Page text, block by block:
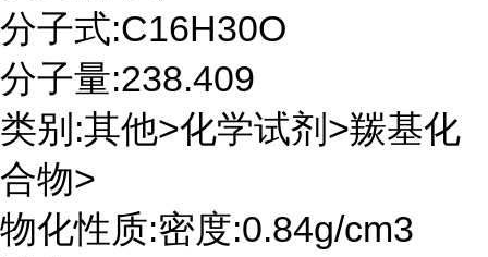
分子式:C16H30O
分子量:238.409
类别:其他>化学试剂>羰基化
合物>
物化性质:密度:0.84g/cm3